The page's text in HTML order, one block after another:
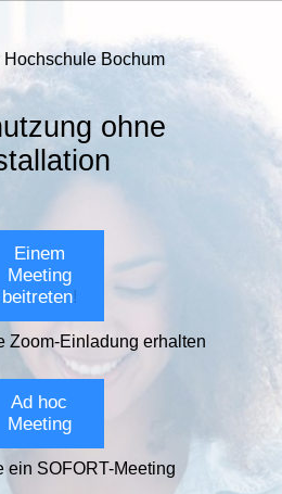
ohne
Einem
Meeting
beitreten!
Zoom-Einladung erhalten
Ad hoc
Meeting
ein SOFORT-Meeting